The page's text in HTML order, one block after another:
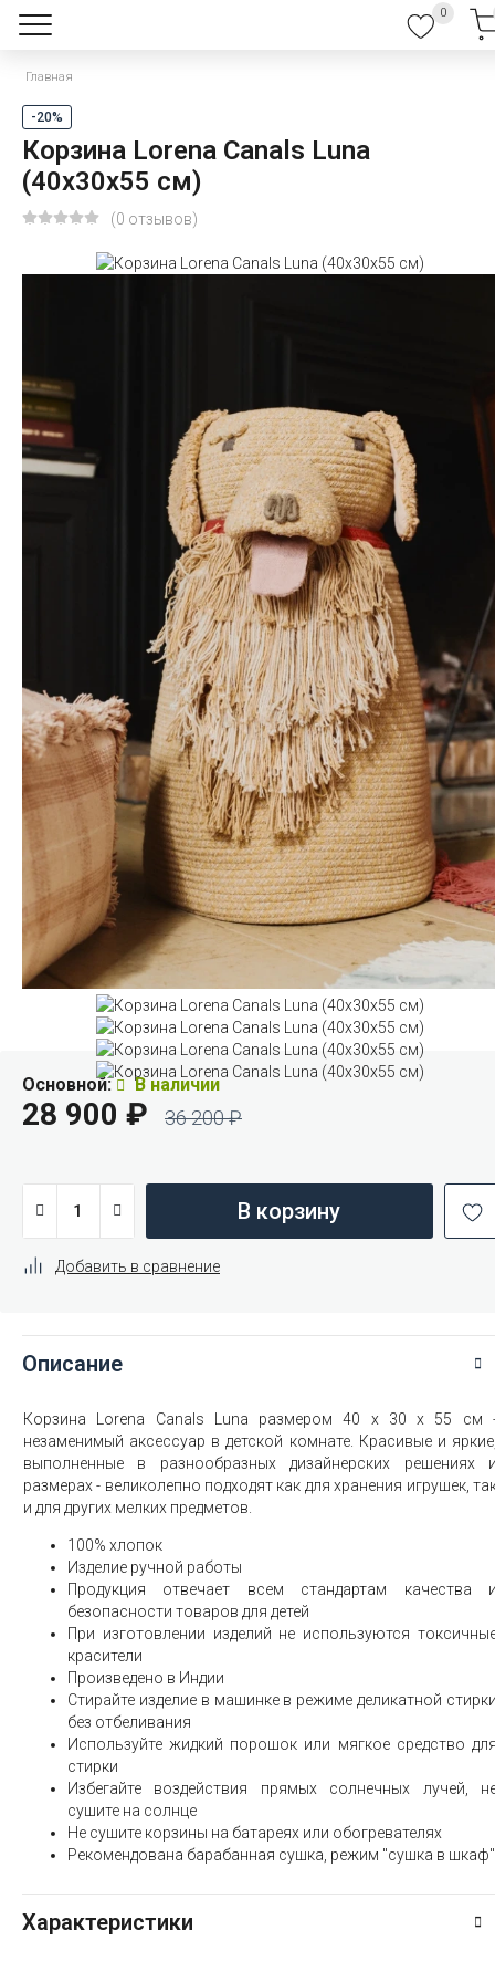
0
Главная
-20%
Корзина Lorena Canals Luna
(40x30x55 см)
(0 отзывов)
Основной: В наличии
28 900 ₽ 36 200₽
В корзину
Добавить в сравнение
Описание
Корзина Lorena Canals Luna размером 40 x 30 x 55 см
незаменимый аксессуар в детской комнате. Красивые и
выполненные в разнообразных дизайнерских решениях
размерах - великолепно подходят как для хранения игрушек,
и для других мелких предметов.
100% хлопок
Изделие ручной работы
Продукция отвечает всем стандартам качества
безопасности товаров для детей
При изготовлении изделий не используются
красители
Произведено в Индии
Стирайте изделие в машинке в режиме деликатной
без отбеливания
Используйте жидкий порошок или мягкое средство
стирки
Избегайте воздействия прямых солнечных лучей,
сушите на солнце
Не сушите корзины на батареях или обогревателях
Рекомендована барабанная сушка, режим "сушка в шкаф"
Характеристики